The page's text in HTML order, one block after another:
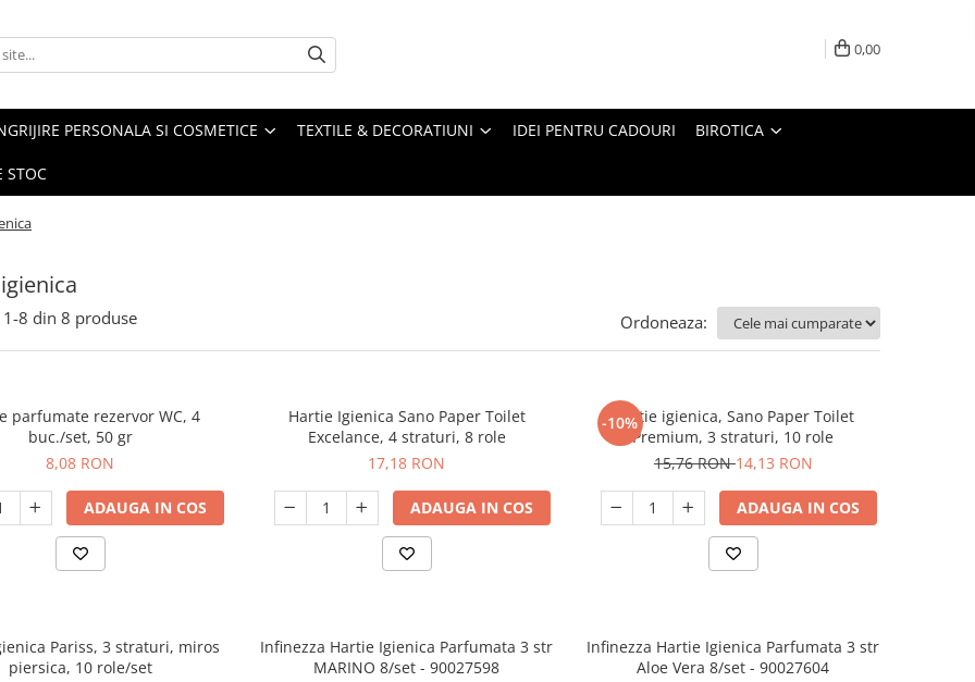
0,00
PERSONALA SI COSMETICE TEXTILE & DECORATIUNI IDEI PENTRU CADOURI BIROTICA
STOC
1-8 din 8 produse Ordoneaza:
parfumate rezervor WC, 4
buc./set, 50 gr
8,08 RON
ADAUGA IN COS
Hartie Igienica Sano Paper Toilet
Excelance, 4 straturi, 8 role
17,18 RON
ADAUGA IN COS
-10%
Hartie igienica, Sano Paper Toilet
Premium, 3 straturi, 10 role
15,76 RON14,13 RON
ADAUGA IN COS
Pariss, 3 straturi, miros
piersica, 10 role/set
Infinezza Hartie Igienica Parfumata 3 str
MARINO 8/set - 90027598
Infinezza Hartie Igienica Parfumata 3 str
Aloe Vera 8/set - 90027604